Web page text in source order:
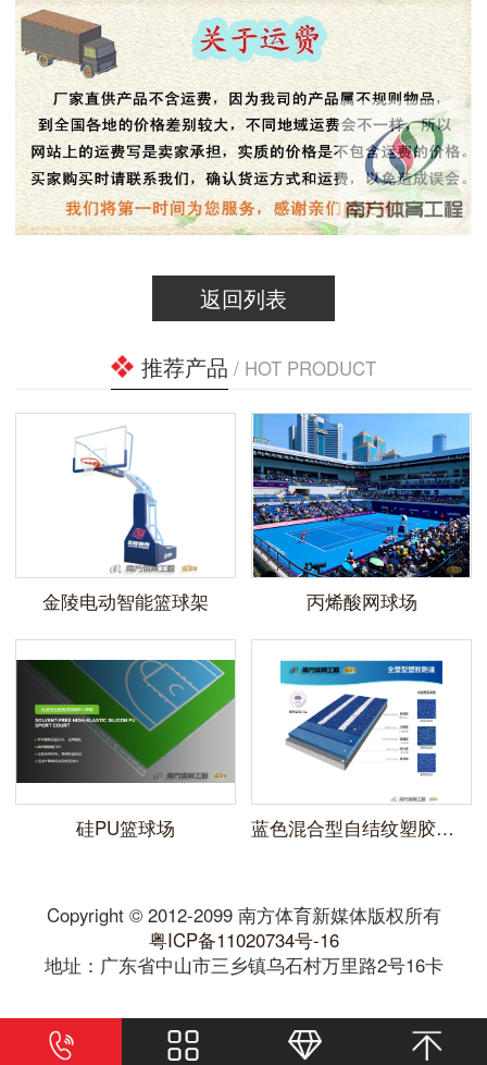
返回列表
推荐产品 / HOT PRODUCT
金陵电动智能篮球架 丙烯酸网球场
硅PU篮球场 蓝色混合型自结纹塑胶跑道
Copyright © 2012-2099 南方体育新媒体版权所有
粤ICP备11020734号-16
地址：广东省中山市三乡镇乌石村万里路2号16卡